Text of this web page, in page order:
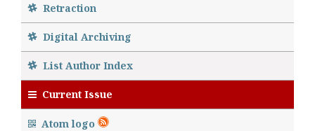
Retraction
Digital Archiving
List Author Index
Current Issue
Atom logo